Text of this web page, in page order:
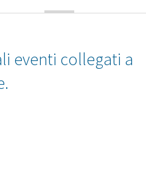
eventi collegati a